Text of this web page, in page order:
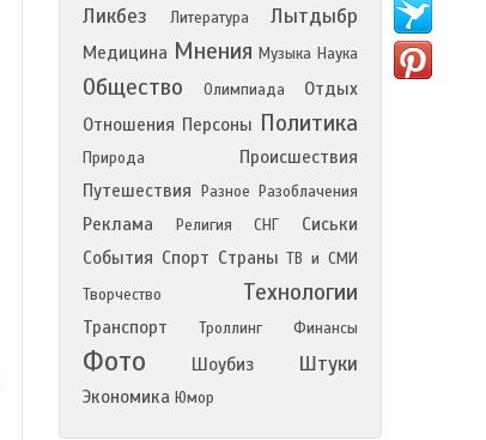
Ликбез
Литература Лытдыбр
Медицина Мнения Музыка Наука
Общество Олимпиада
Отдых
Отношения Персоны Политика
Природа
Происшествия
Путешествия
Разное Разоблачения
Реклама Религия СНГ
Сиськи
События Спорт Страны ТВ и СМИ
Творчество
Технологии
Транспорт Троллинг Финансы
Фото Шоубиз Штуки
Экономика Юмор